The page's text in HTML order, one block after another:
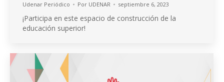
Udenar Periódico Por UDENAR septiembre 6, 2023
¡Participa en este espacio de construcción de la
educación superior!